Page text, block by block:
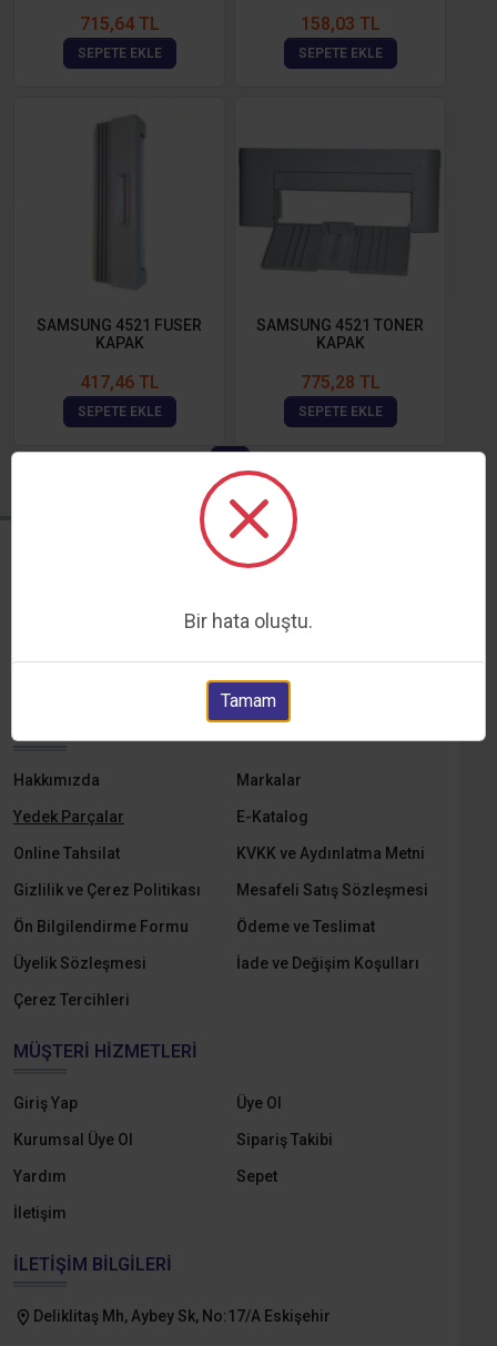
715,64 TL
SEPETE EKLE
158,03 TL
SEPETE EKLE
SAMSUNG 4521 FUSER
KAPAK
417,46 TL
SEPETE EKLE
SAMSUNG 4521 TONER
KAPAK
775,28 TL
SEPETE EKLE
MÜŞTERI
Hakkımızda Markalar
Yedek Parçalar E-Katalog
Online Tahsilat KVKK ve Aydınlatma Metni
Gizlilik ve Çerez Politikası Mesafeli Satış Sözleşmesi
Ön Bilgilendirme Formu Ödeme ve Teslimat
Üyelik Sözleşmesi İade ve Değişim Koşulları
Çerez Tercihleri
MÜŞTERI HIZMETLERI
Giriş Yap Üye Ol
Kurumsal Üye Ol Sipariş Takibi
Yardım Sepet
İletişim
İLETIŞIM BILGILERI
Deliklitaş Mh, Aybey Sk, No:17/A Eskişehir
Bir hata oluştu.
Tamam